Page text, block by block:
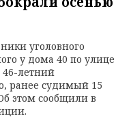
уголовного
у дома 40 по улице
46-летний
ранее судимый 15
этом сообщили в